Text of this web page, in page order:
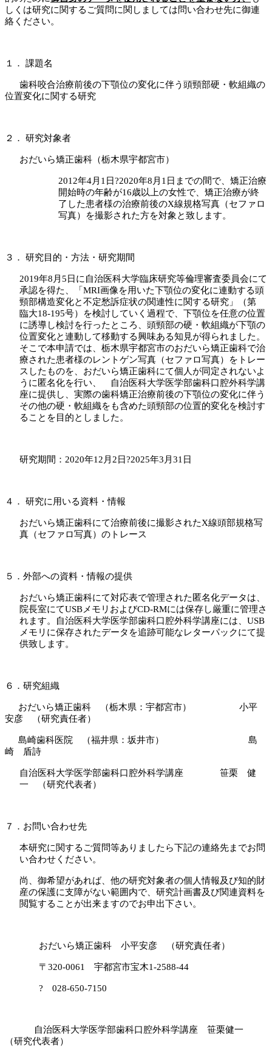
しくは研究に関するご質問に関しましては問い合わせ先に御連
絡ください。
１． 課題名
歯科咬合治療前後の下顎位の変化に伴う頭頸部硬・軟組織の
位置変化に関する研究
２． 研究対象者
おだいら矯正歯科（栃木県宇都宮市）
2012年4月 1 日?2020年8月 1 日までの間で、矯正治療
開始時の年齢が16歳以上の女性で、矯正治療が終
了した患者様の治療前後のX線規格写真（セファロ
写真）を撮影された方を対象と致します。
３． 研究目的・方法・研究期間
2019年8月 5 日に自治医科大学臨床研究等倫理審査委員会にて
承認を得た、「 MRI画像を用いた下顎位の変化に連動する頭
頸部構造変化と不定愁訴症状の関連性に関する研究」（第
臨大18-195号）を検討していく過程で、下顎位を任意の位置
に誘導し検討を行ったところ、頭頸部の硬・軟組織が下顎の
位置変化と連動して移動する興味ある知見が得られました。
そこで本申請では、栃木県宇都宮市のおだいら矯正歯科で治
療された患者様のレントゲン写真（セファロ写真）をトレー
スしたものを、おだいら矯正歯科にて個人が同定されないよ
うに匿名化を行い、 自治医科大学医学部歯科口腔外科学講
座に提供し、実際の歯科矯正治療前後の下顎位の変化に伴う
その他の硬・軟組織をも含めた頭頸部の位置的変化を検討す
ることを目的としました。
研究期間： 2020年12月 2 日?2025年3月 31 日
４． 研究に用いる資料・情報
おだいら矯正歯科にて治療前後に撮影されたX線頭部規格写
真（セファロ写真）のトレース
５．外部への資料・情報の提供
おだいら矯正歯科にて対応表で管理された匿名化データは、
院長室にてUSBメモリおよびCD-RMには保存し厳重に管理さ
れます。自治医科大学医学部歯科口腔外科学講座には、 USB
メモリに保存されたデータを追跡可能なレターパックにて提
供致します。
６．研究組織
おだいら矯正歯科 （栃木県：宇都宮市） 小平
安彦 （研究責任者）
島崎歯科医院 （福井県：坂井市） 島
崎 盾詩
自治医科大学医学部歯科口腔外科学講座 笹栗 健
一 （研究代表者）
７．お問い合わせ先
本研究に関するご質問等ありましたら下記の連絡先までお問
い合わせください。
尚、御希望があれば、他の研究対象者の個人情報及び知的財
産の保護に支障がない範囲内で、研究計画書及び関連資料を
閲覧することが出来ますのでお申出下さい。
おだいら矯正歯科 小平安彦 （研究責任者）
〒 320-0061 宇都宮市宝木1-2588-44
? 028-650-7150
自治医科大学医学部歯科口腔外科学講座 笹栗健一
（研究代表者）